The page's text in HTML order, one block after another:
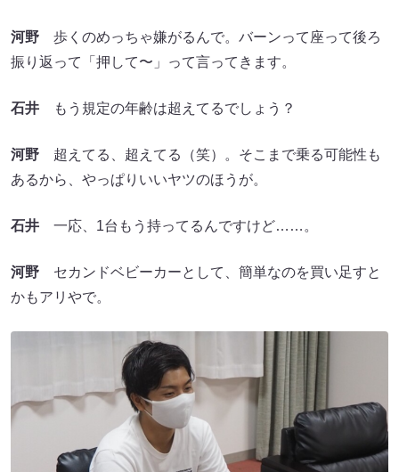
河野 歩くのめっちゃ嫌がるんで。バーンって座って後ろ
振り返って「押して〜」って言ってきます。
石井 もう規定の年齢は超えてるでしょう？
河野 超えてる、超えてる（笑）。そこまで乗る可能性も
あるから、やっぱりいいヤツのほうが。
石井 一応、1台もう持ってるんですけど……。
河野 セカンドベビーカーとして、簡単なのを買い足すと
かもアリやで。